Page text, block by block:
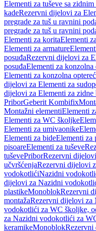
Elementi za tuševe sa
kadeRezervni dijelovi za
pregrade za tuš u ravnini
pregrade za tuš u ravnini
Elementi za koritaElementi
Elementi za armature
posuđaRezervni dijelovi za
posuđaElementi za konzolna
Elementi za konzolna
dijelovi za Elementi za
dijelovi za Elementi za zidne
PriborGeberit Kombifix
Montažni elementiElementi
Elementi za WC školjke
Elementi za umivaonike
Elementi za bideElementi za
pisoareElementi za tuševe
tuševePriborRezervni
učvršćenjaRezervni dijelovi
vodokotlićiNazidni
dijelovi za Nazidni
plastikeMonoblokRezervni
montažaRezervni dijelovi za
vodokotlići za WC školjke,
za Nazidni vodokotlići za
keramikeMonoblok